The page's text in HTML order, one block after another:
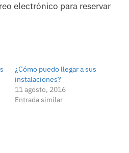
electrónico para reservar
¿Cómo puedo llegar a sus
instalaciones?
11 agosto, 2016
Entrada similar